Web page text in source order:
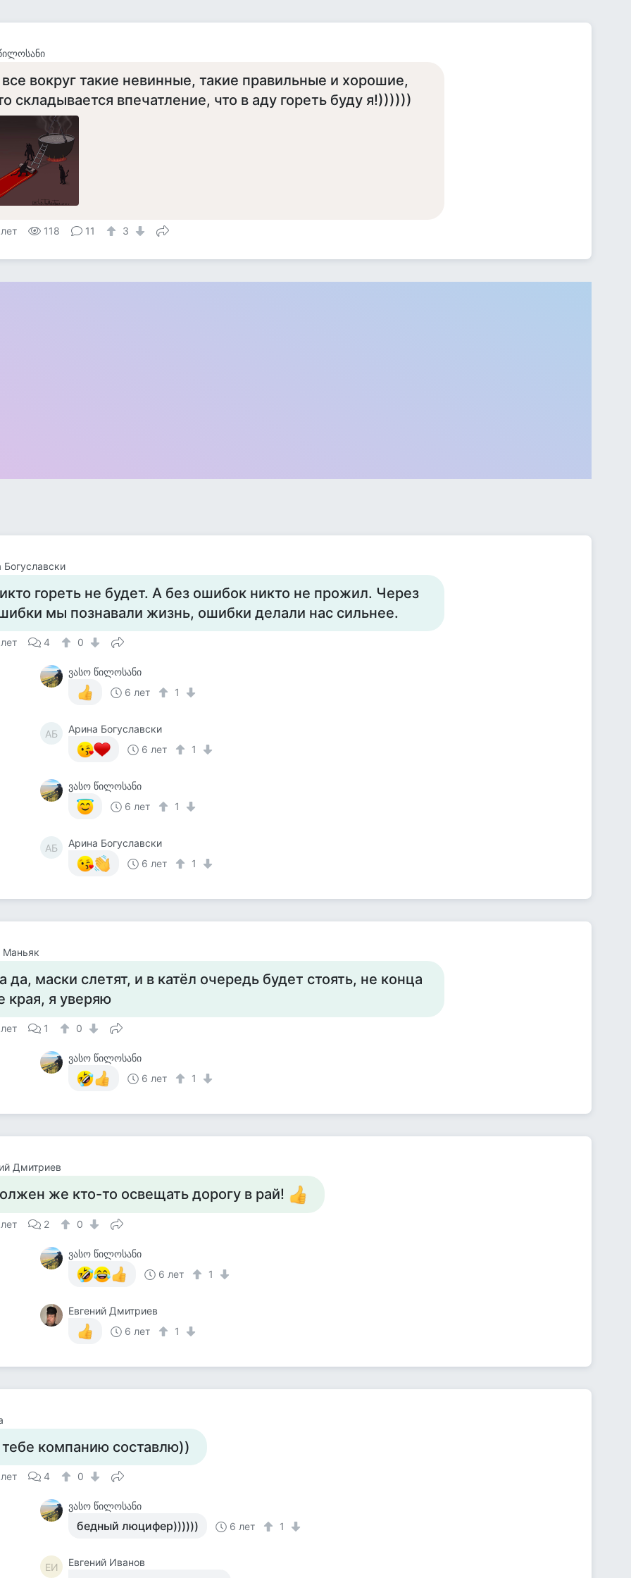
вокруг такие невинные, такие правильные и хорошие,
складывается впечатление, что в аду гореть буду я!))))))
118 11 3
Богуславски
гореть не будет. А без ошибок никто не прожил. Через
мы познавали жизнь, ошибки делали нас сильнее.
4 0
ვასო წილოსანი
6 лет
1
АБ
Арина Богуславски
6 лет
1
ვასო წილოსანი
6 лет
1
АБ
Арина Богуславски
6 лет
1
Маньяк
да, маски слетят, и в катёл очередь будет стоять, не конца
края, я уверяю
1 0
ვასო წილოსანი
6 лет
1
Дмитриев
же кто-то освещать дорогу в рай!
2 0
ვასო წილოსანი
6 лет
1
Евгений Дмитриев
6 лет
1
компанию составлю))
4 0
ვასო წილოსანი
бедный люцифер)))))) 6 лет 1
ЕИ Евгений Иванов